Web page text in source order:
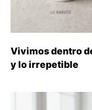
Vivimos dentro
y lo irrepetible